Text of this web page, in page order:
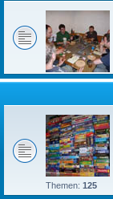
Themen: 125